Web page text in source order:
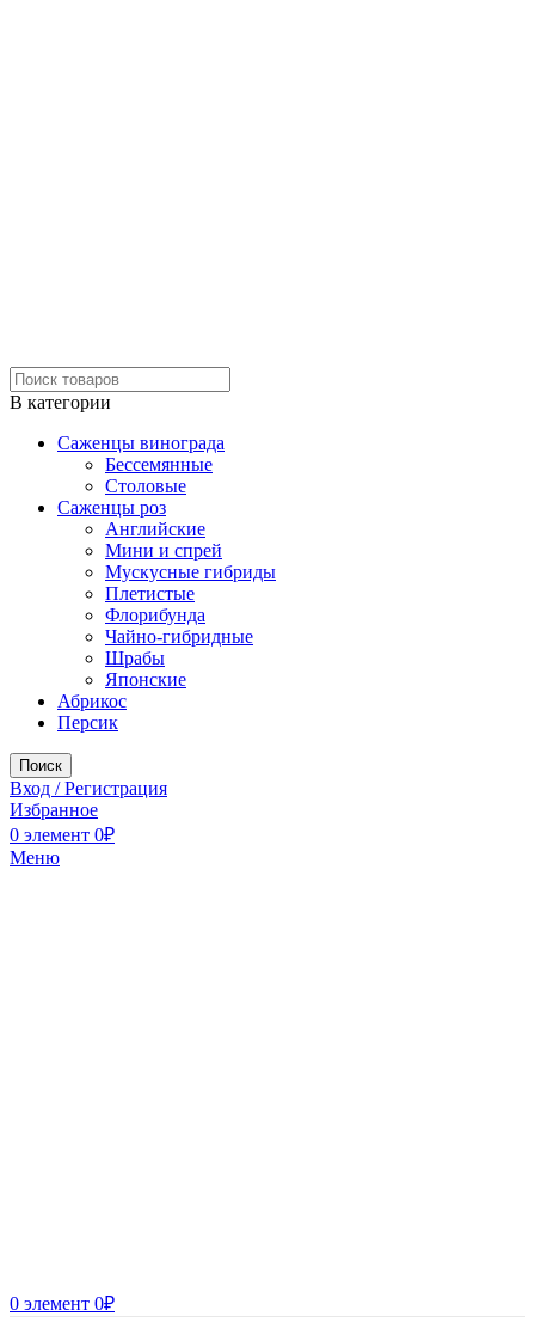
В категории
Саженцы винограда
Бессемянные
Столовые
Саженцы роз
Английские
Мини и спрей
Мускусные гибриды
Плетистые
Флорибунда
Чайно-гибридные
Шрабы
Японские
Абрикос
Персик
Поиск
Вход / Регистрация
Избранное
0 элемент 0₽
Меню
0 элемент 0₽